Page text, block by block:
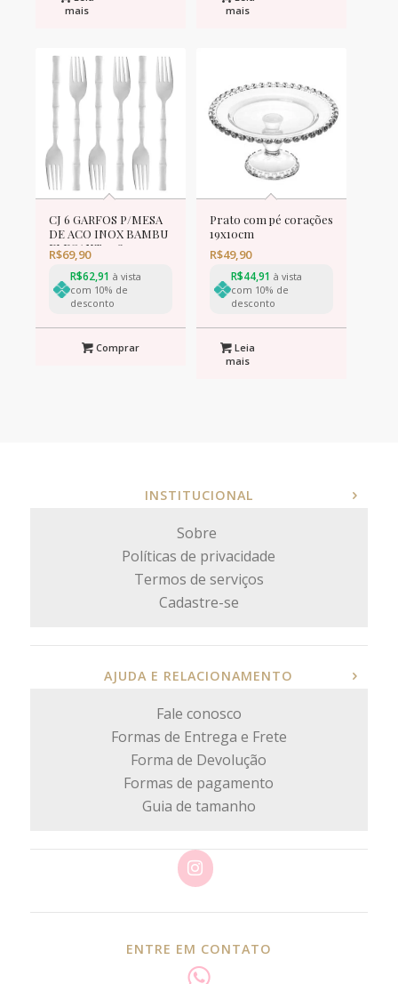
mais
mais
CJ 6 GARFOS P/MESA
DE ACO INOX BAMBU
ELEGANT 19,8cm
R$69,90
R$62,91 à vista
com 10% de
desconto
Comprar
Prato com pé corações
19x10cm
R$49,90
R$44,91 à vista
com 10% de
desconto
Leia
mais
INSTITUCIONAL
Sobre
Políticas de privacidade
Termos de serviços
Cadastre-se
AJUDA E RELACIONAMENTO
Fale conosco
Formas de Entrega e Frete
Forma de Devolução
Formas de pagamento
Guia de tamanho
ENTRE EM CONTATO